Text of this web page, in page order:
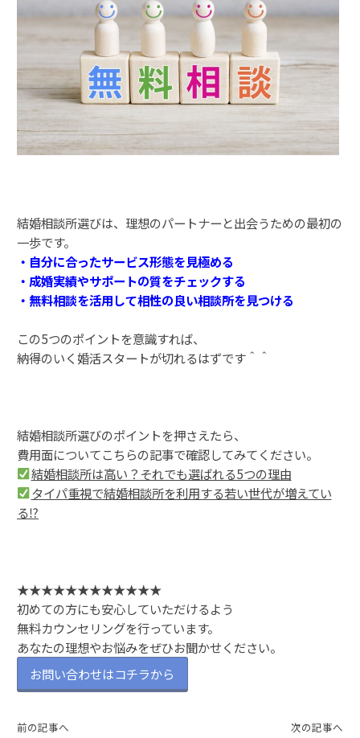
結婚相談所選びは、理想のパートナーと出会うための最初の
一歩です。
・自分に合ったサービス形態を見極める
・成婚実績やサポートの質をチェックする
・無料相談を活用して相性の良い相談所を見つける
この5つのポイントを意識すれば、
納得のいく婚活スタートが切れるはずです＾＾
結婚相談所選びのポイントを押さえたら、
費用面についてこちらの記事で確認してみてください。
結婚相談所は高い？それでも選ばれる5つの理由
タイパ重視で結婚相談所を利用する若い世代が増えてい
る⁉
★★★★★★★★★★★★
初めての方にも安心していただけるよう
無料カウンセリングを行っています。
あなたの理想やお悩みをぜひお聞かせください。
お問い合わせはコチラから
前の記事へ 次の記事へ